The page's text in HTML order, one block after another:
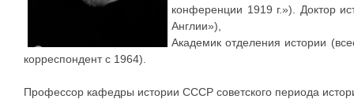
конференции 1919 г.»). Доктор
Англии»),
Академик отделения истории
корреспондент с 1964).
Профессор кафедры истории СССР советского периода